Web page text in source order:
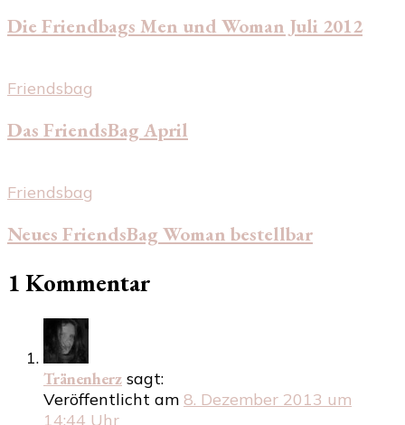
Die Friendbags Men und Woman Juli 2012
Friendsbag
Das FriendsBag April
Friendsbag
Neues FriendsBag Woman bestellbar
1 Kommentar
Tränenherz sagt:
Veröffentlicht am 8. Dezember 2013 um
14:44 Uhr